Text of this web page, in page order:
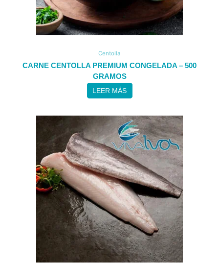
Centolla
CARNE CENTOLLA PREMIUM CONGELADA – 500
GRAMOS
LEER MÁS